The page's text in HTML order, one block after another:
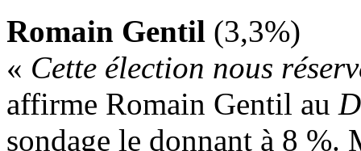
Romain Gentil (3,3%)
« Cette élection nous
affirme Romain Gentil au
sondage le donnant à 8 %.